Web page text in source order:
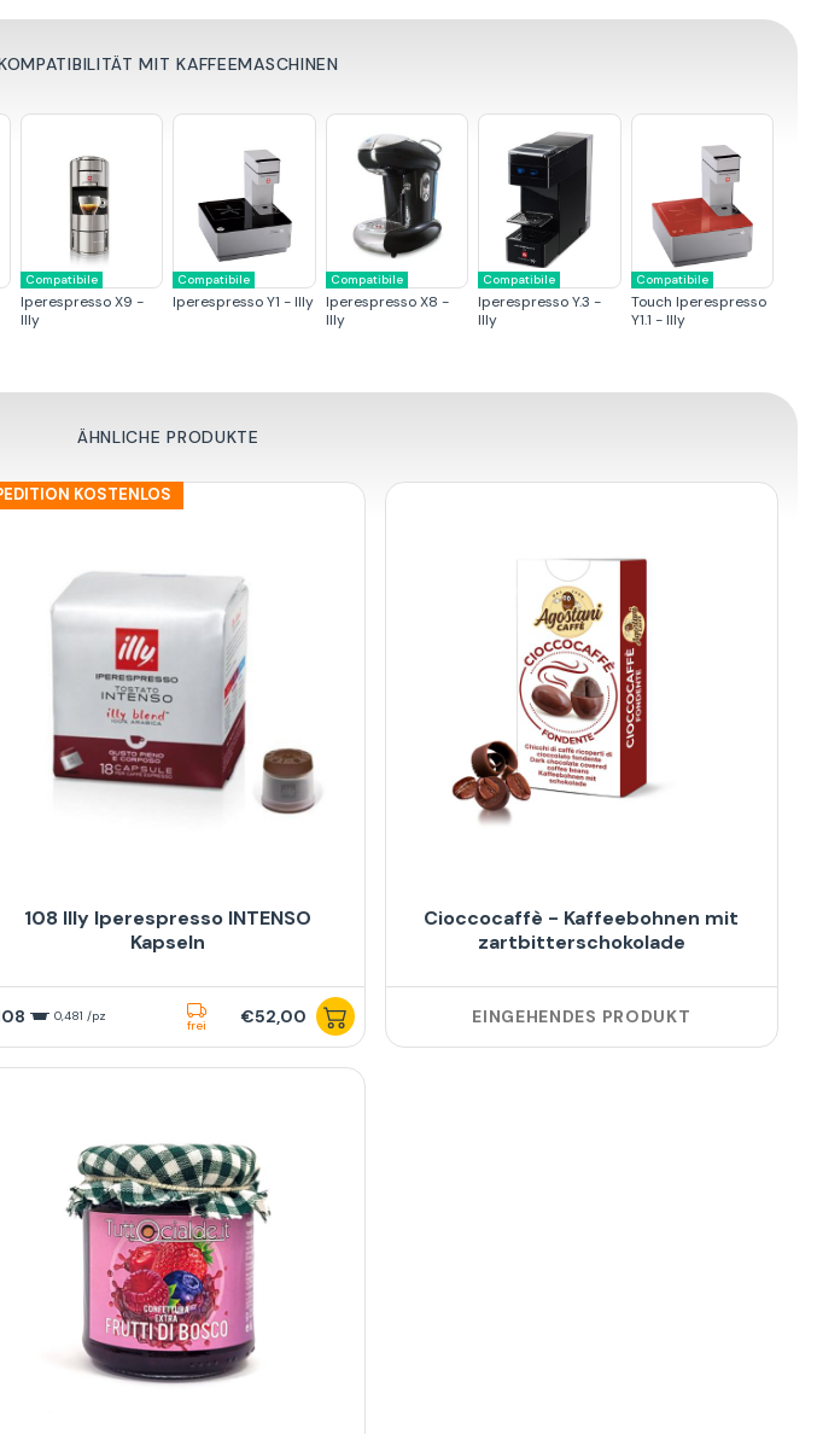
MIT KAFFEEMASCHINEN
Compatibile
Iperespresso X9 -
Illy
Compatibile
Iperespresso Y1 - Illy
Compatibile
Iperespresso X8 -
Illy
Compatibile
Iperespresso Y.3 -
Illy
Compatibile
Touch Iperespresso
Y1.1 - Illy
ÄHNLICHE PRODUKTE
KOSTENLOS
108 Illy Iperespresso INTENSO
Kapseln
0,481 /pz
frei €52,00
Cioccocaffè - Kaffeebohnen mit
zartbitterschokolade
EINGEHENDES PRODUKT